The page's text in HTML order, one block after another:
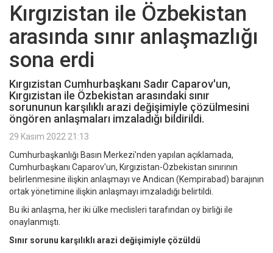
Kırgızistan ile Özbekistan
arasında sınır anlaşmazlığı
sona erdi
Kırgızistan Cumhurbaşkanı Sadır Caparov'un,
Kırgızistan ile Özbekistan arasındaki sınır
sorununun karşılıklı arazi değişimiyle çözülmesini
öngören anlaşmaları imzaladığı bildirildi.
29 Kasım 2022 21:13
Cumhurbaşkanlığı Basın Merkezi'nden yapılan açıklamada,
Cumhurbaşkanı Caparov'un, Kırgızistan-Özbekistan sınırının
belirlenmesine ilişkin anlaşmayı ve Andican (Kempirabad) barajının
ortak yönetimine ilişkin anlaşmayı imzaladığı belirtildi.
Bu iki anlaşma, her iki ülke meclisleri tarafından oy birliği ile
onaylanmıştı.
Sınır sorunu karşılıklı arazi değişimiyle çözüldü